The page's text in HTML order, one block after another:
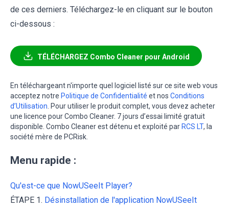
de ces derniers. Téléchargez-le en cliquant sur le bouton
ci-dessous :
TÉLÉCHARGEZ Combo Cleaner pour Android
En téléchargeant n'importe quel logiciel listé sur ce site web vous
acceptez notre Politique de Confidentialité et nos Conditions
d’Utilisation . Pour utiliser le produit complet, vous devez acheter
une licence pour Combo Cleaner. 7 jours d’essai limité gratuit
disponible. Combo Cleaner est détenu et exploité par RCS LT, la
société mère de PCRisk.
Menu rapide :
Qu'est-ce que NowUSeeIt Player?
ÉTAPE 1. Désinstallation de l'application NowUSeeIt